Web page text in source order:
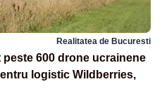
Realitatea de Bucuresti
600 drone ucrainene
logistic Wildberries,